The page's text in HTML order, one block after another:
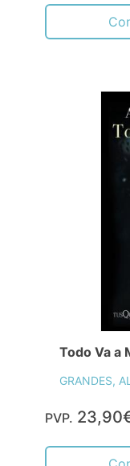
Todo Va a
GRANDES,
PVP.